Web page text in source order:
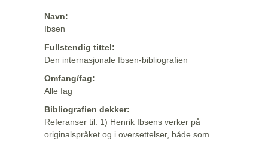
Navn:
Ibsen
Fullstendig tittel:
Den internasjonale Ibsen-bibliografien
Omfang/fag:
Alle fag
Bibliografien dekker:
Referanser til: 1) Henrik Ibsens verker på
originalspråket og i oversettelser, både som